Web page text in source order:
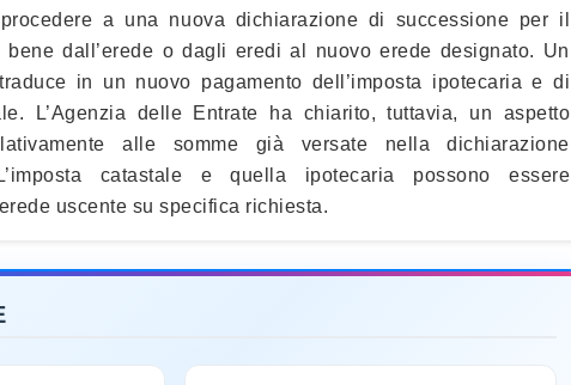
a una nuova dichiarazione di successione per il
bene dall’erede o dagli eredi al nuovo erede designato. Un
in un nuovo pagamento dell’imposta ipotecaria e di
L’Agenzia delle Entrate ha chiarito, tuttavia, un aspetto
alle somme già versate nella dichiarazione
catastale e quella ipotecaria possono essere
uscente su specifica richiesta.